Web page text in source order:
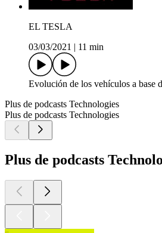
EL TESLA
03/03/2021
11 min
Evolución de los vehículos a base
Plus de podcasts Technologies
Plus de podcasts Technologies
Plus de podcasts